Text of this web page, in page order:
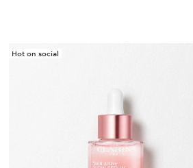
Hot on social